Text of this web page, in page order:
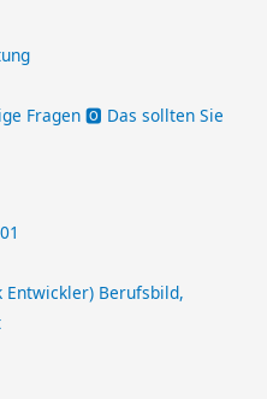
Fragen 🅾️ Das sollten Sie
Entwickler) Berufsbild,